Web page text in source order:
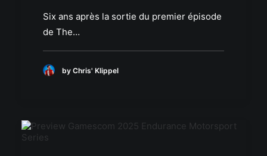
Six ans après la sortie du premier épisode
de The…
by Chris' Klippel